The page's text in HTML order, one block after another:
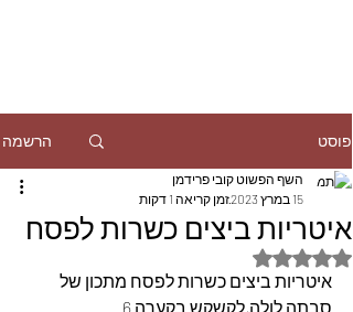
פוסט הרשמה
איטריות ביצים כשרות לפסח
השף הפשוט קובי פרידמן
15 במרץ 2023
זמן קריאה 1 דקות
דירוג של NaN מתוך 5 כוכבים
איטריות ביצים כשרות לפסח מתכון של